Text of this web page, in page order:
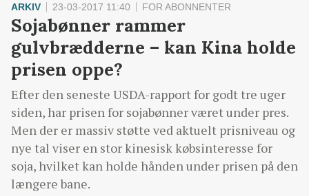
ARKIV 23-03-2017 11:40 FOR ABONNENTER
Sojabønner rammer
gulvbrædderne – kan Kina holde
prisen oppe?
Efter den seneste USDA-rapport for godt tre uger
siden, har prisen for sojabønner været under pres.
Men der er massiv støtte ved aktuelt prisniveau og
nye tal viser en stor kinesisk købsinteresse for
soja, hvilket kan holde hånden under prisen på den
længere bane.